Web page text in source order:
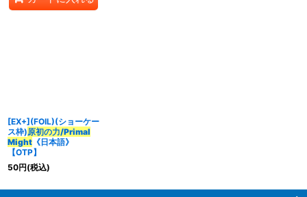
[EX+](FOIL)(ショーケー
ス枠)原初の力/Primal
Might 《日本語》
【OTP】
50円(税込)